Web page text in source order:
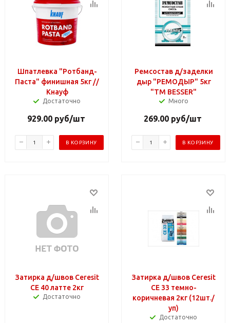
Шпатлевка "Ротбанд-
Паста" финишная 5кг //
Кнауф
Достаточно
929.00руб/шт
В КОРЗИНУ
Ремсостав д/заделки
дыр "РЕМОДЫР" 5кг
"TM BESSER"
Много
269.00руб/шт
В КОРЗИНУ
Затирка д/швов Ceresit
СЕ 40 латте 2кг
Достаточно
Затирка д/швов Ceresit
СЕ 33 темно-
коричневая 2кг (12шт./
уп)
Достаточно